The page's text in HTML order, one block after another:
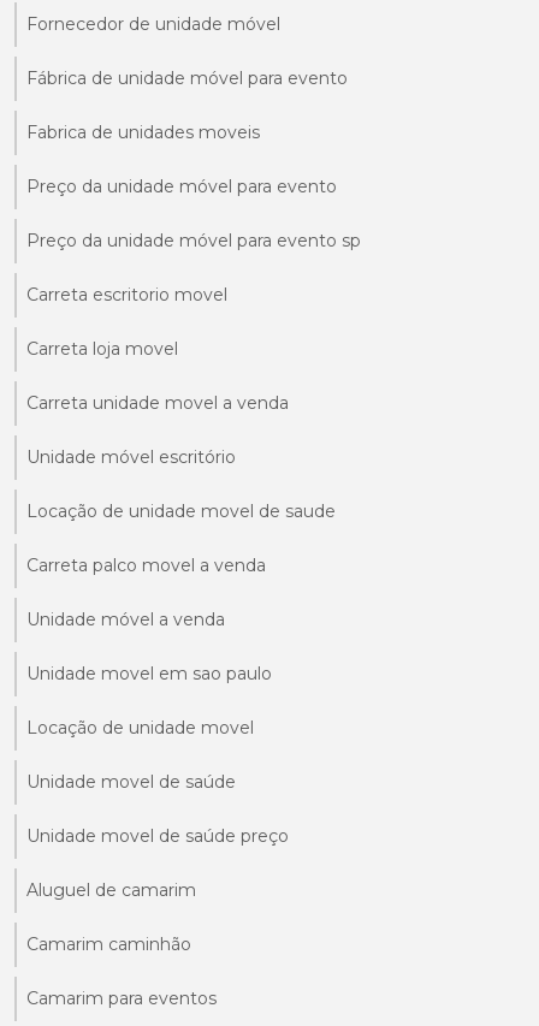
Fornecedor de unidade móvel
Fábrica de unidade móvel para evento
Fabrica de unidades moveis
Preço da unidade móvel para evento
Preço da unidade móvel para evento sp
Carreta escritorio movel
Carreta loja movel
Carreta unidade movel a venda
Unidade móvel escritório
Locação de unidade movel de saude
Carreta palco movel a venda
Unidade móvel a venda
Unidade movel em sao paulo
Locação de unidade movel
Unidade movel de saúde
Unidade movel de saúde preço
Aluguel de camarim
Camarim caminhão
Camarim para eventos